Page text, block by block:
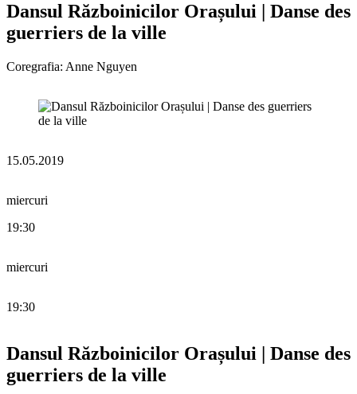
Dansul Războinicilor Orașului | Danse des
guerriers de la ville
Coregrafia: Anne Nguyen
15.05.2019
miercuri
19:30
miercuri
19:30
Dansul Războinicilor Orașului | Danse des
guerriers de la ville